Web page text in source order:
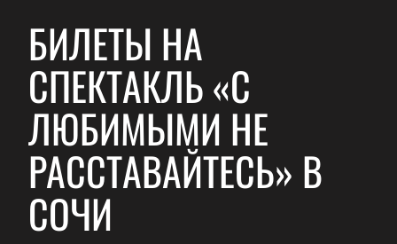
БИЛЕТЫ НА
СПЕКТАКЛЬ «С
ЛЮБИМЫМИ НЕ
РАССТАВАЙТЕСЬ» В
СОЧИ